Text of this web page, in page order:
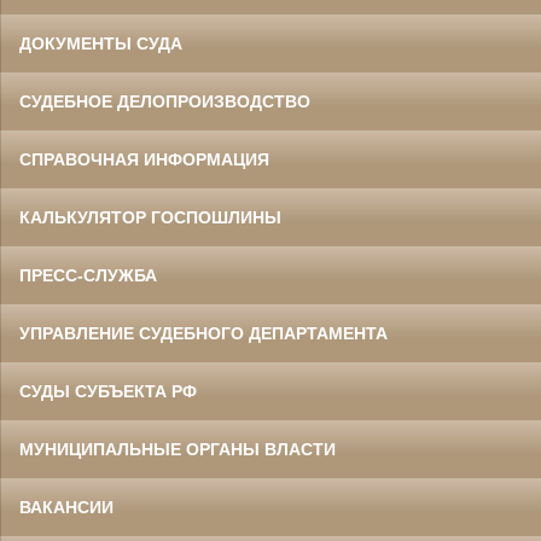
ДОКУМЕНТЫ СУДА
СУДЕБНОЕ ДЕЛОПРОИЗВОДСТВО
СПРАВОЧНАЯ ИНФОРМАЦИЯ
КАЛЬКУЛЯТОР ГОСПОШЛИНЫ
ПРЕСС-СЛУЖБА
УПРАВЛЕНИЕ СУДЕБНОГО ДЕПАРТАМЕНТА
СУДЫ СУБЪЕКТА РФ
МУНИЦИПАЛЬНЫЕ ОРГАНЫ ВЛАСТИ
ВАКАНСИИ